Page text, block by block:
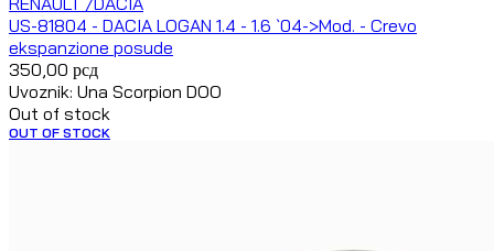
US-81804 - DACIA LOGAN 1.4 - 1.6 `04->Mod. - Crevo
ekspanzione posude
350,00 рсд
Uvoznik: Una Scorpion DOO
Out of stock
OUT OF STOCK